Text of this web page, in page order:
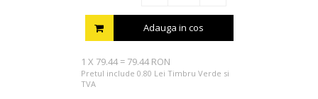
Adauga in cos
1 X 79.44 = 79.44 RON
Pretul include 0.80 Lei Timbru Verde si
TVA